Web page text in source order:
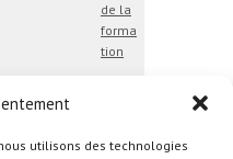
utilisons des technologies
de la
forma
tion